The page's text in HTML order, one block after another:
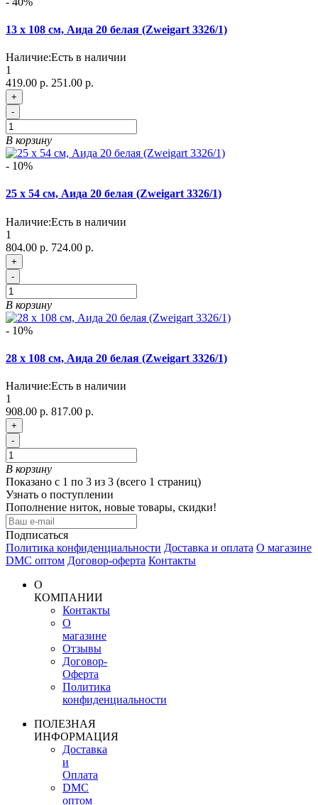
13 х 108 см, Аида 20 белая (Zweigart 3326/1)
Наличие:Есть в наличии
1
419.00 р. 251.00 р.
+
-
В корзину
- 10%
25 х 54 см, Аида 20 белая (Zweigart 3326/1)
Наличие:Есть в наличии
1
804.00 р. 724.00 р.
+
-
В корзину
- 10%
28 х 108 см, Аида 20 белая (Zweigart 3326/1)
Наличие:Есть в наличии
1
908.00 р. 817.00 р.
+
-
В корзину
Показано с 1 по 3 из 3 (всего 1 страниц)
Узнать о поступлении
Пополнение ниток, новые товары, скидки!
Подписаться
Политика конфиденциальности Доставка и оплата О магазине
DMC оптом Договор-оферта Контакты
О
КОМПАНИИ
Контакты
О
магазине
Отзывы
Договор-
Оферта
Политика
конфиденциальности
ПОЛЕЗНАЯ
ИНФОРМАЦИЯ
Доставка
и
Оплата
DMC
оптом